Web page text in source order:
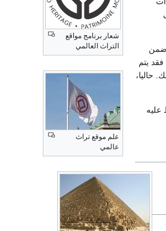
شعار برنامج مواقع
التراث العالمي
علم موقع تراث
عالمي
موقعا يدخل ضمن
فقد يتم
أقل من ذلك. حاليا،
عليه